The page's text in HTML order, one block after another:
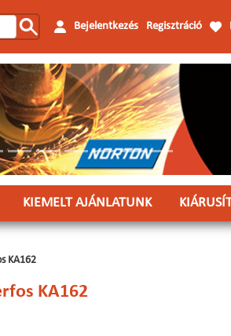
Bejelentkezés Regisztráció
KIEMELT AJÁNLATUNK
KA162
KA162